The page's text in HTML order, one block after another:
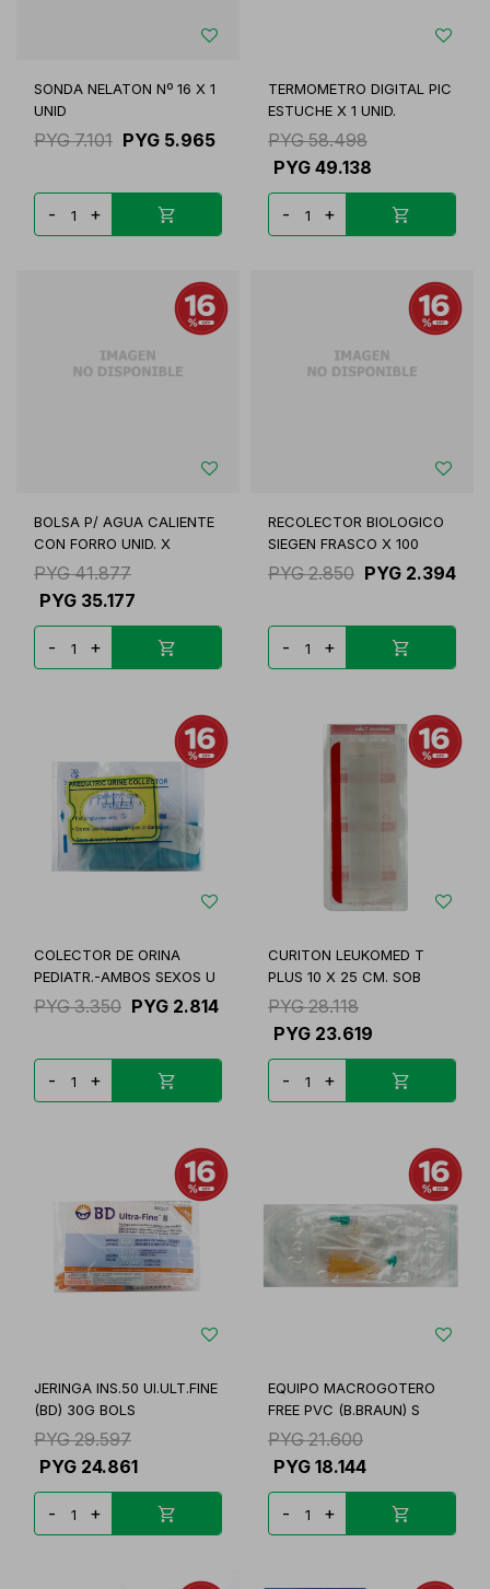
SONDA NELATON Nº 16 X 1
UNID
PYG 7.101 PYG 5.965
- +
TERMOMETRO DIGITAL PIC
ESTUCHE X 1 UNID.
PYG 58.498
PYG 49.138
- +
BOLSA P/ AGUA CALIENTE
CON FORRO UNID. X
PYG 41.877
PYG 35.177
- +
RECOLECTOR BIOLOGICO
SIEGEN FRASCO X 100
PYG 2.850 PYG 2.394
- +
COLECTOR DE ORINA
PEDIATR.-AMBOS SEXOS U
PYG 3.350 PYG 2.814
- +
CURITON LEUKOMED T
PLUS 10 X 25 CM. SOB
PYG 28.118
PYG 23.619
- +
JERINGA INS.50 UI.ULT.FINE
(BD) 30G BOLS
PYG 29.597
PYG 24.861
- +
EQUIPO MACROGOTERO
FREE PVC (B.BRAUN) S
PYG 21.600
PYG 18.144
- +